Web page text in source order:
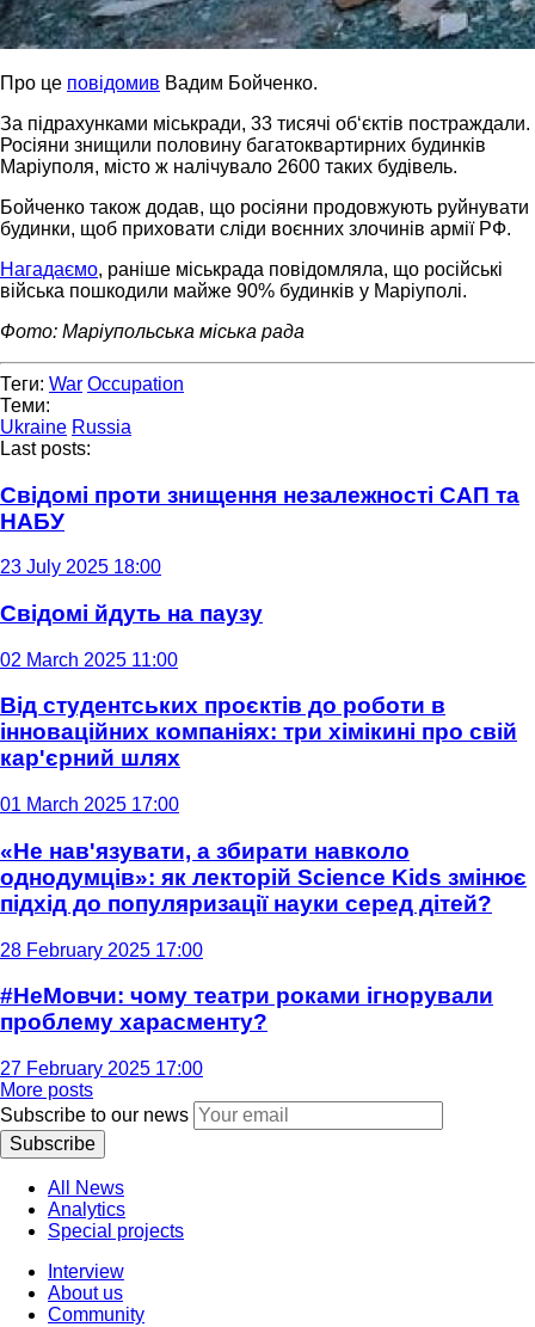
Про це повідомив Вадим Бойченко.
За підрахунками міськради, 33 тисячі об‘єктів постраждали.
Росіяни знищили половину багатоквартирних будинків
Маріуполя, місто ж налічувало 2600 таких будівель.
Бойченко також додав, що росіяни продовжують руйнувати
будинки, щоб приховати сліди воєнних злочинів армії РФ.
Нагадаємо, раніше міськрада повідомляла, що російські
війська пошкодили майже 90% будинків у Маріуполі.
Фото: Маріупольська міська рада
Теги: War Occupation
Теми:
Ukraine Russia
Last posts:
Свідомі проти знищення незалежності САП та
НАБУ
23 July 2025 18:00
Свідомі йдуть на паузу
02 March 2025 11:00
Від студентських проєктів до роботи в
інноваційних компаніях: три хімікині про свій
кар'єрний шлях
01 March 2025 17:00
«Не нав'язувати, а збирати навколо
однодумців»: як лекторій Science Kids змінює
підхід до популяризації науки серед дітей?
28 February 2025 17:00
#НеМовчи: чому театри роками ігнорували
проблему харасменту?
27 February 2025 17:00
More posts
Subscribe to our news
Subscribe
All News
Analytics
Special projects
Interview
About us
Community